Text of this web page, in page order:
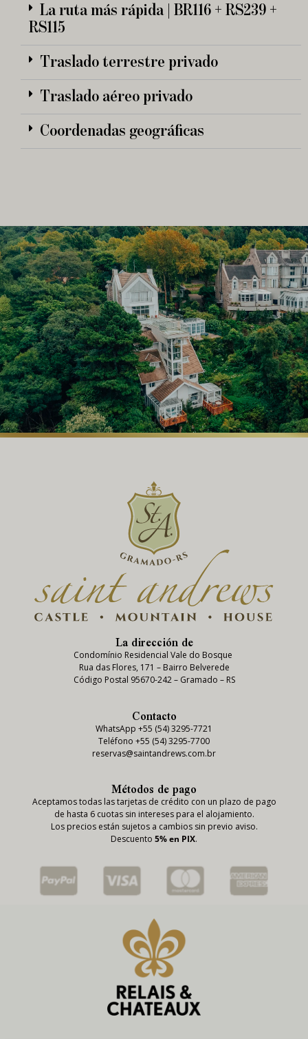
La ruta más rápida | BR116 + RS239 +
RS115
Traslado terrestre privado
Traslado aéreo privado
Coordenadas geográficas
La dirección de
Condomínio Residencial Vale do Bosque
Rua das Flores, 171 – Bairro Belverede
Código Postal 95670-242 – Gramado – RS
Contacto
WhatsApp +55 (54) 3295-7721
Teléfono +55 (54) 3295-7700
reservas@saintandrews.com.br
Métodos de pago
Aceptamos todas las tarjetas de crédito con un plazo de pago
de hasta 6 cuotas sin intereses para el alojamiento.
Los precios están sujetos a cambios sin previo aviso.
Descuento 5% en PIX.